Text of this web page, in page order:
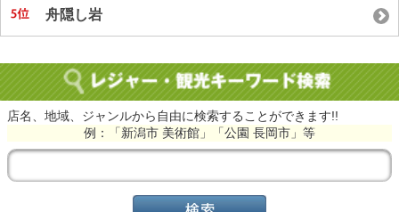
舟隠し岩
店名、地域、ジャンルから自由に検索することができます!!
例：「新潟市 美術館」「公園 長岡市」等